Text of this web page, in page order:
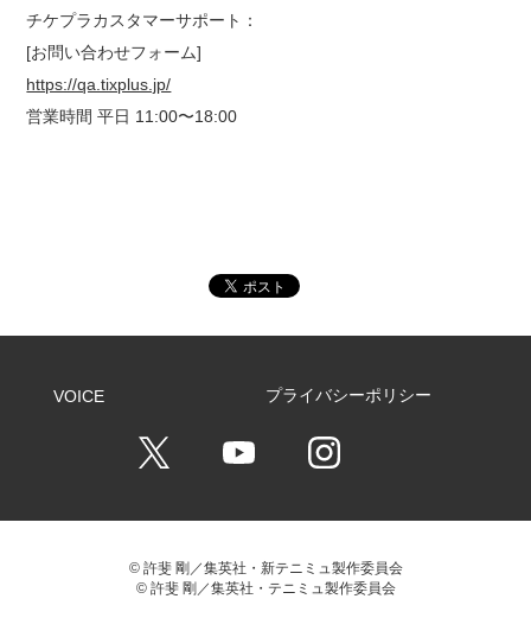
チケプラカスタマーサポート：
[お問い合わせフォーム]
https://qa.tixplus.jp/
営業時間 平日 11:00〜18:00
VOICE プライバシーポリシー
T
i
r
Y
o
e
a
n
n
e
I
s
r
© 許斐 剛／集英社・新テニミュ製作委員会
© 許斐 剛／集英社・テニミュ製作委員会